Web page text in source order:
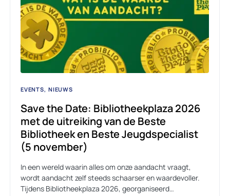
EVENTS NIEUWS
Save the Date: Bibliotheekplaza 2026
met de uitreiking van de Beste
Bibliotheek en Beste Jeugdspecialist
(5 november)
In een wereld waarin alles om onze aandacht vraagt,
wordt aandacht zelf steeds schaarser en waardevoller.
Tijdens Bibliotheekplaza 2026, georganiseerd…